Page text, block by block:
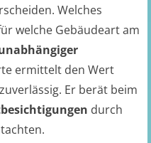
Welches
welche Gebäudeart am
ermittelt den Wert
Er berät beim
durch